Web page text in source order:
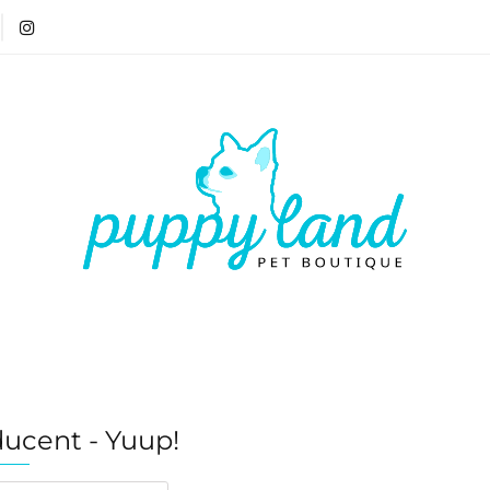
🏷️
- Yuup!